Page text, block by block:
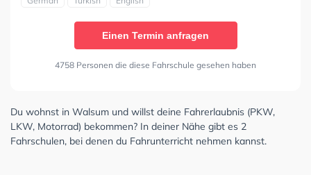
Einen Termin anfragen
4758 Personen die diese Fahrschule gesehen haben
Du wohnst in Walsum und willst deine Fahrerlaubnis (PKW,
LKW, Motorrad) bekommen? In deiner Nähe gibt es 2
Fahrschulen, bei denen du Fahrunterricht nehmen kannst.